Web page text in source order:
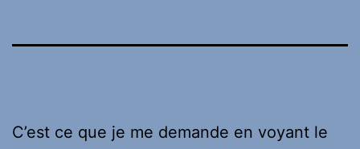
C’est ce que je me demande en voyant le